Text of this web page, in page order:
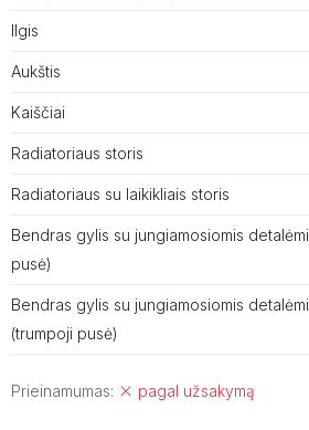
Ilgis
Aukštis
Kaiščiai
Radiatoriaus storis
Radiatoriaus su laikikliais storis
Bendras gylis su jungiamosiomis
pusė)
Bendras gylis su jungiamosiomis
(trumpoji pusė)
Prieinamumas: pagal užsakymą